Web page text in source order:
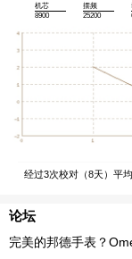
机芯
8900
摆频
25200
经过3次校对（8天）平
论坛
完美的邦德手表？